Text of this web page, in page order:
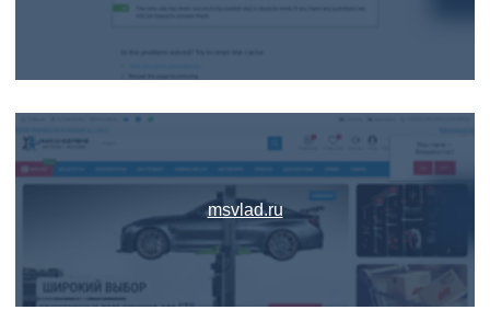
msvlad.ru